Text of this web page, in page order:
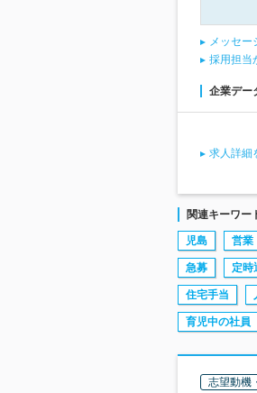
メッセー
採用担当
企業デー
求人詳細
関連キーワー
児島 営業
急募 定時
住宅手当
育児中の社員
志望動機